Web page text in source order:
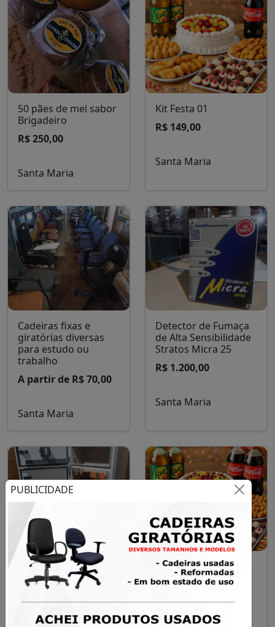
PUBLICIDADE
50 pães de mel sabor
Brigadeiro
R$ 250,00
Santa Maria
Kit Festa 01
R$ 149,00
Santa Maria
Cadeiras fixas e
giratórias diversas
para estudo ou
trabalho
A partir de R$ 70,00
Santa Maria
Detector de Fumaça
de Alta Sensibilidade
Stratos Micra 25
R$ 1.200,00
Santa Maria
Quadro Elétrico
Industrial Aceco TI de
Alta Qualidade –
170x50x15 cm
R$ 900,00
Kit Festa 03
R$ 299,00
Santa Maria